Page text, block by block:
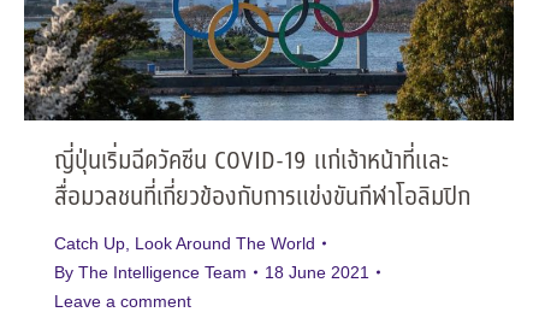
ญี่ปุ่นเริ่มฉีดวัคซีน COVID-19 แก่เจ้าหน้าที่และ
สื่อมวลชนที่เกี่ยวข้องกับการแข่งขันกีฬาโอลิมปิก
Catch Up Look Around The World
By The Intelligence Team
18 June 2021
Leave a comment